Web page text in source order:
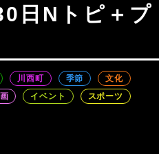
川西町 季節
文化
イベント
スポーツ